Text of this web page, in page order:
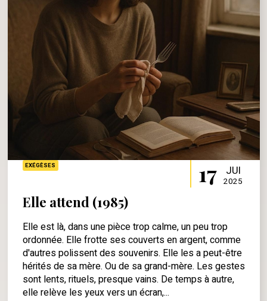
EXÉGÈSES 17 JUI
2025
Elle attend (1985)
Elle est là, dans une pièce trop calme, un peu trop
ordonnée. Elle frotte ses couverts en argent, comme
d'autres polissent des souvenirs. Elle les a peut-être
hérités de sa mère. Ou de sa grand-mère. Les gestes
sont lents, rituels, presque vains. De temps à autre,
elle relève les yeux vers un écran,...